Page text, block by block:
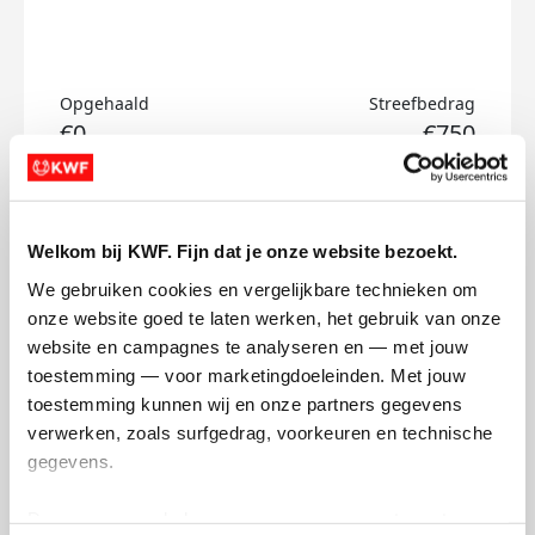
Welkom bij KWF. Fijn dat je onze website bezoekt.
We gebruiken cookies en vergelijkbare technieken om
onze website goed te laten werken, het gebruik van onze
website en campagnes te analyseren en — met jouw
toestemming — voor marketingdoeleinden. Met jouw
toestemming kunnen wij en onze partners gegevens
verwerken, zoals surfgedrag, voorkeuren en technische
gegevens.
Opgehaald
€0
Streefbedrag
€750
Doneer
Agnieszka's badges